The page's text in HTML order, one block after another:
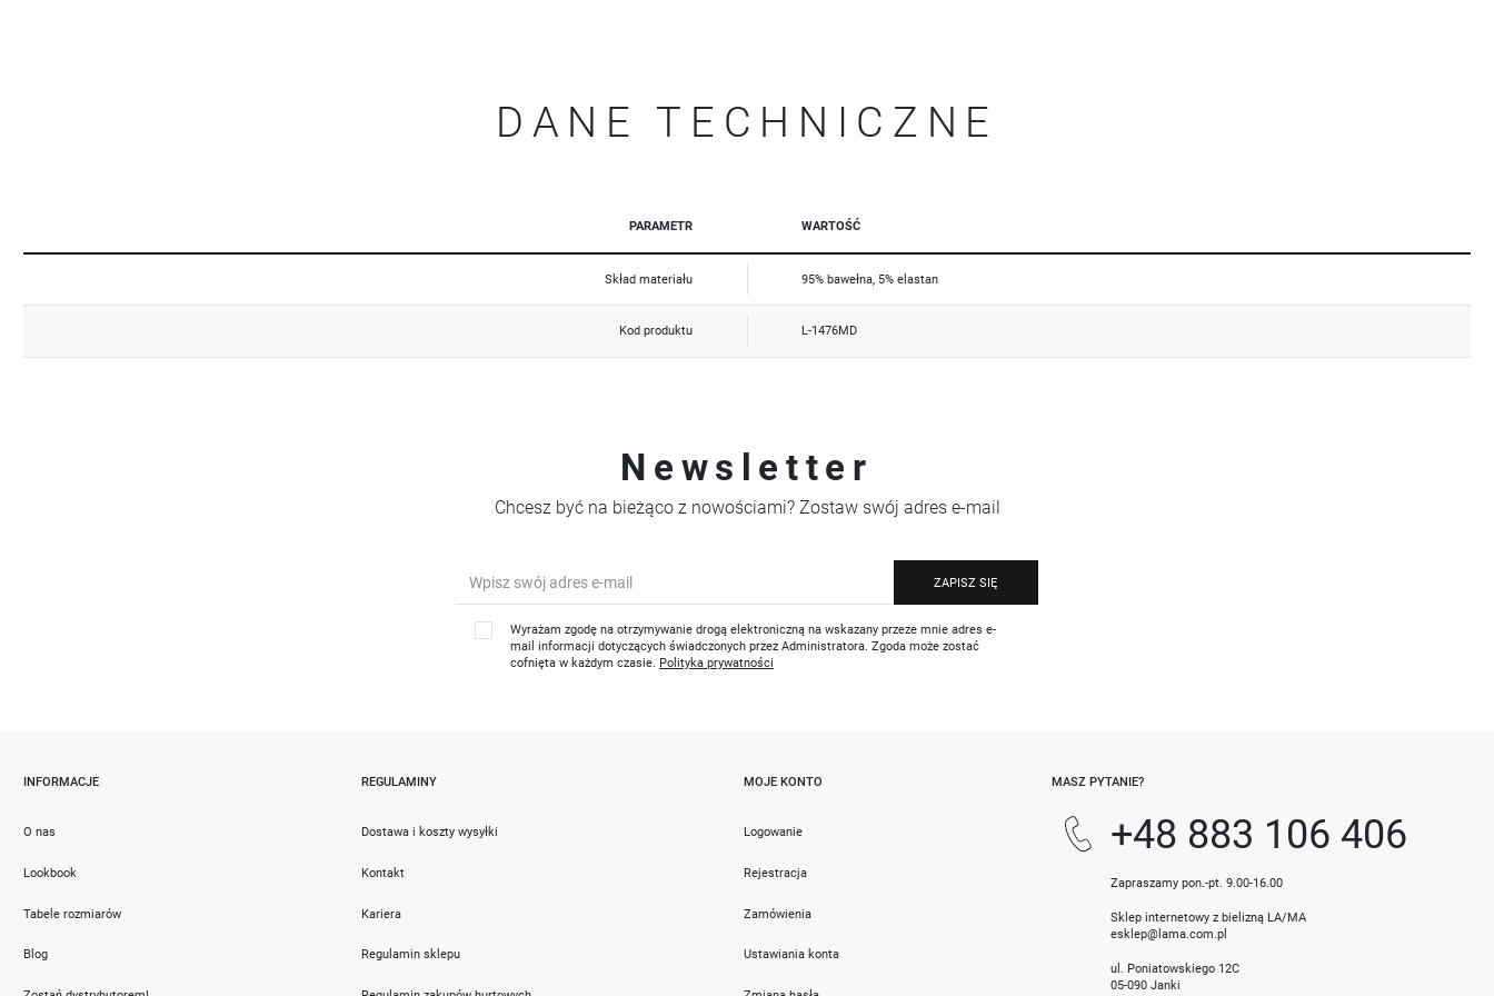
DANE TECHNICZNE
PARAMETR WARTOŚĆ
Skład materiału 95% bawełna, 5% elastan
Kod produktu L-1476MD
Newsletter
Chcesz być na bieżąco z nowościami? Zostaw swój adres e-mail
ZAPISZ SIĘ
Wyrażam zgodę na otrzymywanie drogą elektroniczną na wskazany przeze mnie adres e-
mail informacji dotyczących świadczonych przez Administratora. Zgoda może zostać
cofnięta w każdym czasie. Polityka prywatności
INFORMACJE
O nas
Lookbook
Tabele rozmiarów
Blog
REGULAMINY
Dostawa i koszty wysyłki
Kontakt
Kariera
Regulamin sklepu
MOJE KONTO
Logowanie
Rejestracja
Zamówienia
Ustawiania konta
MASZ PYTANIE?
+48 883 106 406
Zapraszamy pon.-pt. 9.00-16.00
Sklep internetowy z bielizną LA/MA
esklep@lama.com.pl
ul. Poniatowskiego 12C
05-090 Janki